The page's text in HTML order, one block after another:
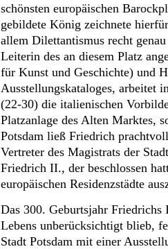
schönsten europäischen
gebildete König zeichnete
allem Dilettantismus recht
Leiterin des an diesem Platz
für Kunst und Geschichte) und
Ausstellungskataloges, arbeitet
(22-30) die italienischen
Platzanlage des Alten Marktes,
Potsdam ließ Friedrich
Vertreter des Magistrats der
Friedrich II., der beschlossen
europäischen Residenzstädte
Das 300. Geburtsjahr
Lebens unberücksichtigt blieb,
Stadt Potsdam mit einer